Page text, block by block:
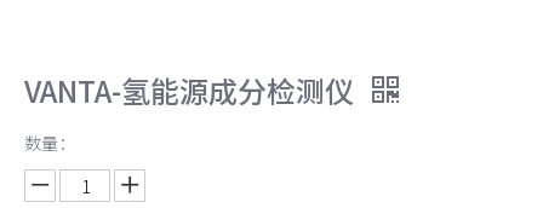
VANTA-氢能源成分检测仪
数量：